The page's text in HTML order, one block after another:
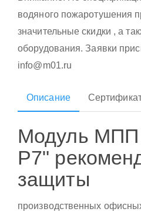
водяного пожаротушения
значительные скидки , а
оборудования. Заявки
info@m01.ru
Описание
Модуль МПП
Р7"
защиты
производственных